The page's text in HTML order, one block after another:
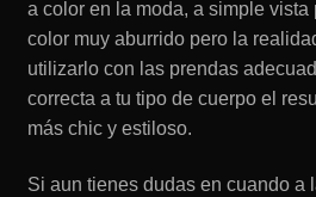
a color en la moda, a simple vista
color muy aburrido pero la
utilizarlo con las prendas
correcta a tu tipo de cuerpo el
más chic y estiloso.
Si aun tienes dudas en cuando a